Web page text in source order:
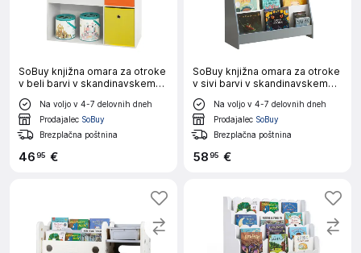
SoBuy knjižna omara za otroke
v beli barvi v skandinavskem
slogu
Na voljo v 4-7 delovnih dneh
Prodajalec SoBuy
Brezplačna poštnina
4695 €
SoBuy knjižna omara za otroke
v sivi barvi v skandinavskem
slogu
Na voljo v 4-7 delovnih dneh
Prodajalec SoBuy
Brezplačna poštnina
5895 €